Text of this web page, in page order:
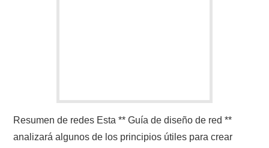
Resumen de redes Esta ** Guía de diseño de red **
analizará algunos de los principios útiles para crear